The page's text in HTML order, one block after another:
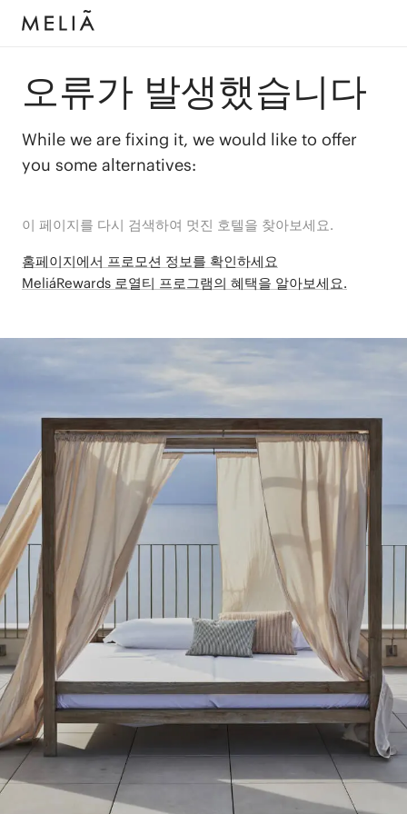
오류가 발생했습니다
While we are fixing it, we would like to offer
you some alternatives:
이 페이지를 다시 검색하여 멋진 호텔을 찾아보세요.
홈페이지에서 프로모션 정보를 확인하세요
MeliáRewards 로열티 프로그램의 혜택을 알아보세요.